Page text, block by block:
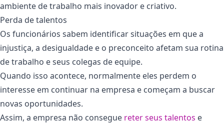
ambiente de trabalho mais inovador e criativo.
Perda de talentos
Os funcionários sabem identificar situações em que a
injustiça, a desigualdade e o preconceito afetam sua rotina
de trabalho e seus colegas de equipe.
Quando isso acontece, normalmente eles perdem o
interesse em continuar na empresa e começam a buscar
novas oportunidades.
Assim, a empresa não consegue reter seus talentos e